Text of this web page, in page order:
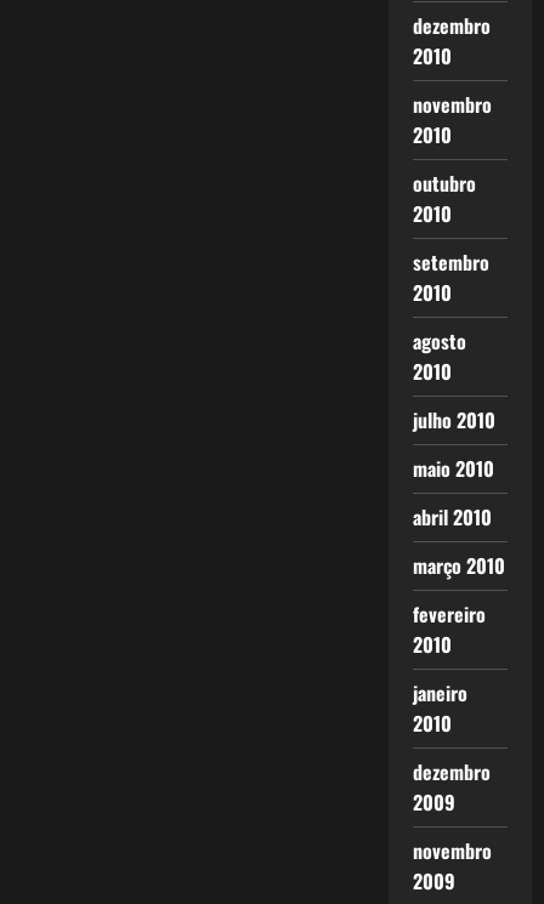
dezembro
2010
novembro
2010
outubro
2010
setembro
2010
agosto
2010
julho 2010
maio 2010
abril 2010
março 2010
fevereiro
2010
janeiro
2010
dezembro
2009
novembro
2009